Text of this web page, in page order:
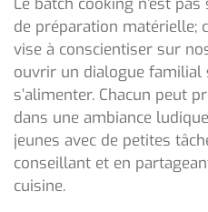
de préparation matérielle;
vise à conscientiser sur
ouvrir un dialogue familial
s’alimenter. Chacun peut
dans une ambiance
jeunes avec de petites
conseillant et en
cuisine.